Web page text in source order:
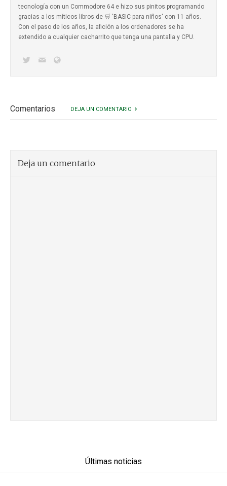
tecnología con un Commodore 64 e hizo sus pinitos programando
gracias a los míticos libros de 🛒 'BASIC para niños' con 11 años.
Con el paso de los años, la afición a los ordenadores se ha
extendido a cualquier cacharrito que tenga una pantalla y CPU.
Comentarios DEJA UN COMENTARIO
Deja un comentario
Últimas noticias